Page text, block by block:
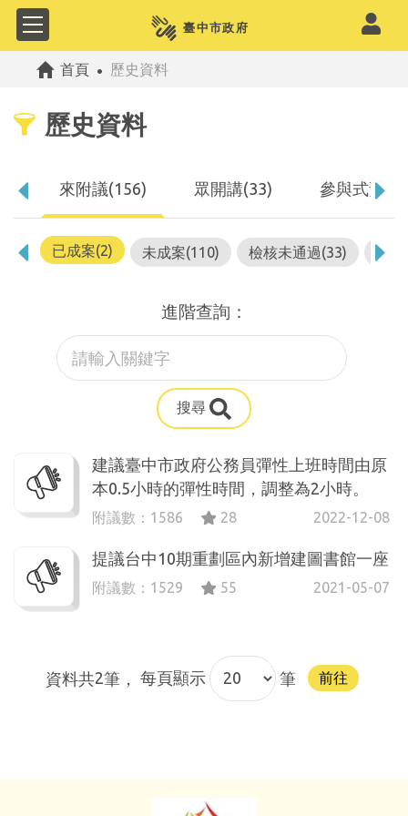
公共政策網路參與平
首頁 歷史資料
歷史資料
來附議(156) 眾開講(33) 參與式預算
已成案(2) 未成案(110) 檢核未通過(33) 使
進階查詢：
搜尋
建議臺中市政府公務員彈性上班時間由原
本0.5小時的彈性時間，調整為2小時。
附議數： 1586 28 2022-12-08
提議台中10期重劃區內新增建圖書館一座
附議數： 1529 55 2021-05-07
資料共2筆， 每頁顯示 筆 前往